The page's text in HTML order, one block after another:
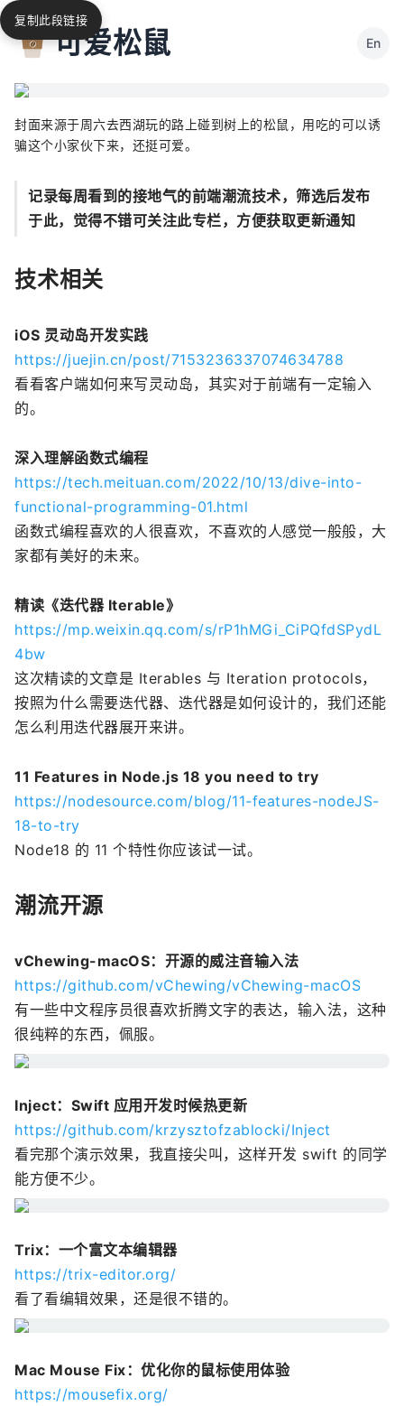
可爱松鼠 En
封面来源于周六去西湖玩的路上碰到树上的松鼠，用吃的可以诱
骗这个小家伙下来，还挺可爱。
记录每周看到的接地气的前端潮流技术，筛选后发布
于此，觉得不错可关注此专栏，方便获取更新通知
技术相关
iOS 灵动岛开发实践
https://juejin.cn/post/7153236337074634788
看看客户端如何来写灵动岛，其实对于前端有一定输入
的。
深入理解函数式编程
https://tech.meituan.com/2022/10/13/dive-into-
functional-programming-01.html
函数式编程喜欢的人很喜欢，不喜欢的人感觉一般般，大
家都有美好的未来。
精读《迭代器 Iterable》
https://mp.weixin.qq.com/s/rP1hMGi_CiPQfdSPydL
4bw
这次精读的文章是 Iterables 与 Iteration protocols，
按照为什么需要迭代器、迭代器是如何设计的，我们还能
怎么利用迭代器展开来讲。
11 Features in Node.js 18 you need to try
https://nodesource.com/blog/11-features-nodeJS-
18-to-try
Node18 的 11 个特性你应该试一试。
潮流开源
vChewing-macOS：开源的威注音输入法
https://github.com/vChewing/vChewing-macOS
有一些中文程序员很喜欢折腾文字的表达，输入法，这种
很纯粹的东西，佩服。
Inject：Swift 应用开发时候热更新
https://github.com/krzysztofzablocki/Inject
看完那个演示效果，我直接尖叫，这样开发 swift 的同学
能方便不少。
Trix：一个富文本编辑器
https://trix-editor.org/
看了看编辑效果，还是很不错的。
Mac Mouse Fix：优化你的鼠标使用体验
https://mousefix.org/
复制此段链接